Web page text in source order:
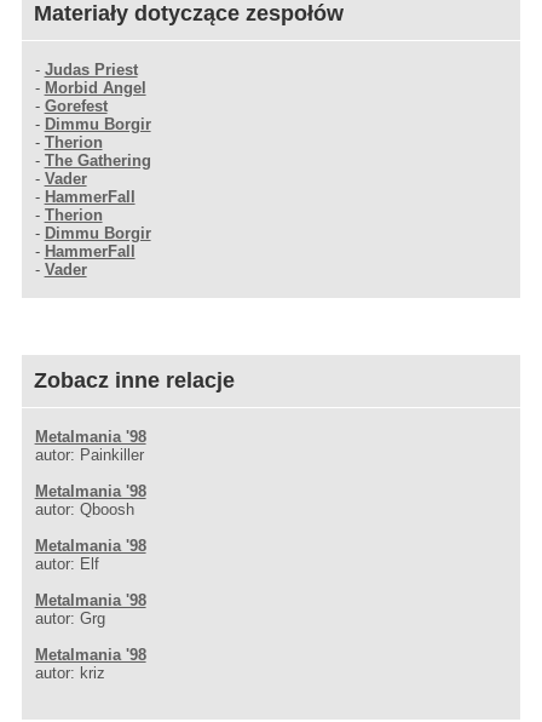
Materiały dotyczące zespołów
- Judas Priest
- Morbid Angel
- Gorefest
- Dimmu Borgir
- Therion
- The Gathering
- Vader
- HammerFall
- Therion
- Dimmu Borgir
- HammerFall
- Vader
Zobacz inne relacje
Metalmania '98
autor: Painkiller
Metalmania '98
autor: Qboosh
Metalmania '98
autor: Elf
Metalmania '98
autor: Grg
Metalmania '98
autor: kriz